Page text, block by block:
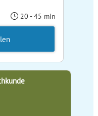
20 - 45 min